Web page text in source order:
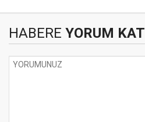
HABERE YORUM KAT